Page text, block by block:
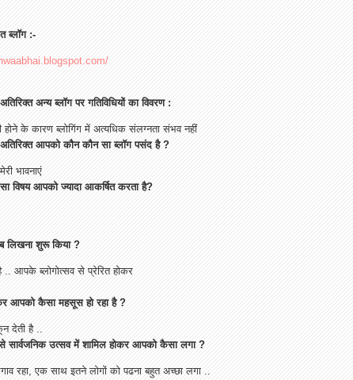
ब्लॉग :-
अन्य ब्लॉग पर गतिविधियों का विवरण :
के कारण ब्लोगिंग में अत्यधिक संलग्नता संभव नहीं
आपको कौन कौन सा ब्लॉग पसंद है ?
भावनाएं
विषय आपको ज्यादा आकर्षित करता है?
लिखना शुरू किया ?
.. आपके ब्लोगोत्सव से प्रेरित होकर
आपको कैसा महसूस हो रहा है ?
देती है ..
सार्वजनिक उत्सव में शामिल होकर आपको कैसा लगा ?
रहा, एक साथ इतने लोगों को पढना बहुत अच्छा लगा ..